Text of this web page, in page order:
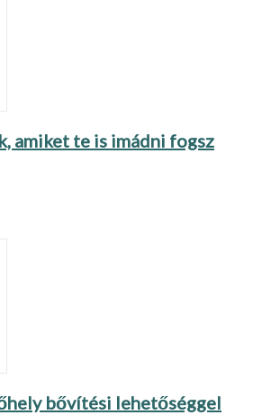
amiket te is imádni fogsz
bővítési lehetőséggel